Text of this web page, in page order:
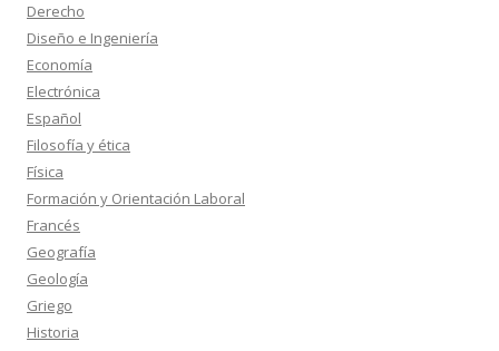
Derecho
Diseño e Ingeniería
Economía
Electrónica
Español
Filosofía y ética
Física
Formación y Orientación Laboral
Francés
Geografía
Geología
Griego
Historia